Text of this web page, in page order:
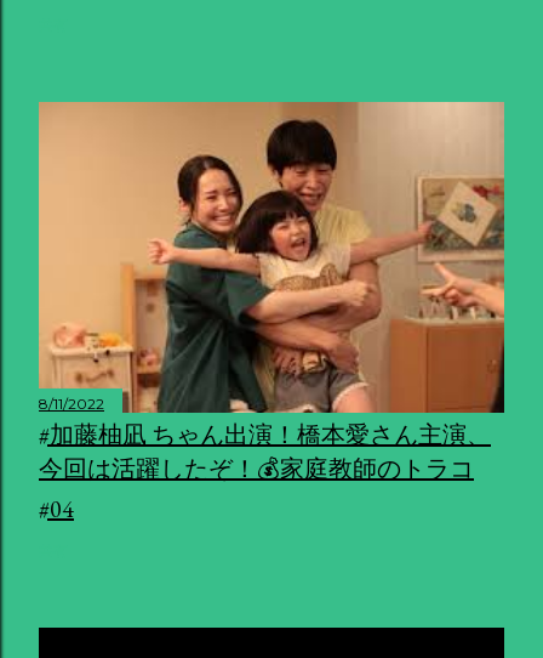
8/11/2022
#加藤柚凪 ちゃん出演！橋本愛さん主演、
今回は活躍したぞ！💰家庭教師のトラコ
#04